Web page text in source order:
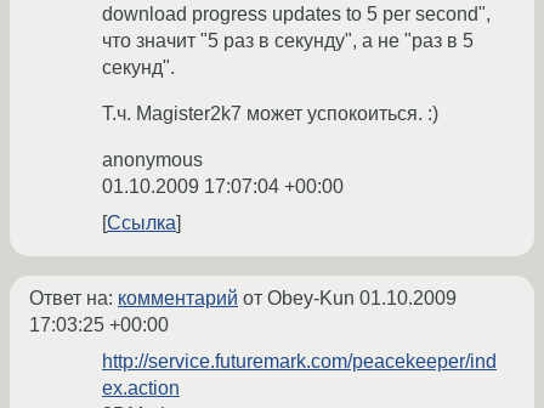
download progress updates to 5 per second",
что значит "5 раз в секунду", а не "раз в 5
секунд".
Т.ч. Magister2k7 может успокоиться. :)
anonymous
01.10.2009 17:07:04 +00:00
Ссылка
Ответ на: комментарий от Obey-Kun 01.10.2009
17:03:25 +00:00
http://service.futuremark.com/peacekeeper/ind
ex.action